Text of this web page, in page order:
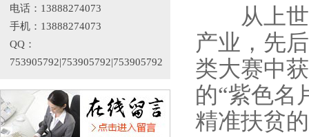
电话：13888274073
手机：13888274073
QQ：
753905792|753905792|753905792
从上世
产业，先
类大赛中
的“紫色名
精准扶贫